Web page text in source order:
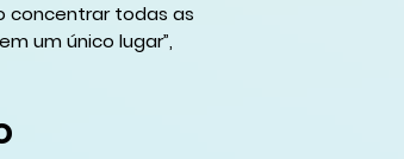
concentrar todas as
um único lugar”,